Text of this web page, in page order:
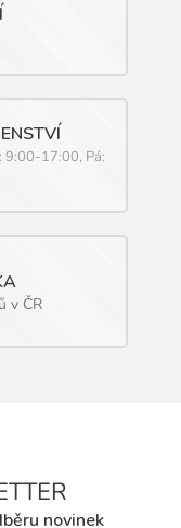
9:00-17:00, Pá:
v ČR
novinek